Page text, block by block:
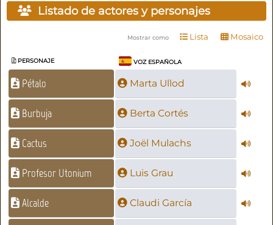
Listado de actores y personajes
Mostrar como Lista Mosaico
PERSONAJE VOZ ESPAÑOLA
Pétalo Marta Ullod
Burbuja Berta Cortés
Cactus Joël Mulachs
Profesor Utonium Luis Grau
Alcalde Claudi García